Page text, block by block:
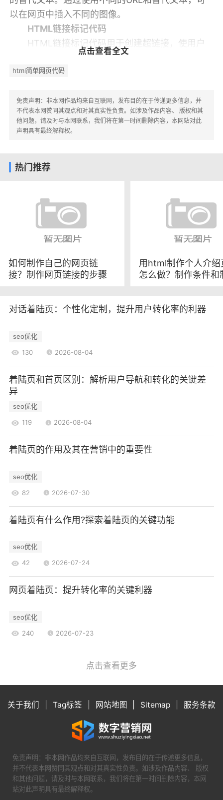
以在网页中插入不同的图像。
HTML链接标记代码
HTML链接标记代码用于创建超链接，使用户
可以点击跳转到其他页面。以下是HTML链接标记
代码的示例：
属性指定链接的目标URL。通过使用不同的URL，可
以创建不同的超链接。
HTML列表标记代码
在这段代码中，`ul`标签用于创建无序列表，
项。通过使用不同的标签和列表项内容，可以创建
不同类型的列表。
HTML表格标记代码
HTML表格标记代码用于创建表格，用于展示
结构化的数据。以下是HTML表格标记代码的示
例：
`tr`标签用于定义表格的行，`th`标签用于定义表头
不同的标签和单元格内容，可以创建不同结构的表
格。
用途。HTML基本结构代码用于定义网页的整体结
构和布局，HTML文本标记代码用于定义网页中的
文本内容，HTML图像标记代码用于插入图像，
HTML链接标记代码用于创建超链接，HTML列表标
记代码用于创建列表，HTML表格标记代码用于创
建表格。通过灵活运用这些代码，可以创建出丰富
商务平台，HTML简单网页代码都是不可或缺的一
部分。
点击查看全文
html简单网页代码
免责声明：非本网作品均来自互联网，发布目的在于传递更多信息，并
不代表本网赞同其观点和对其真实性负责。如涉及作品内容、 版权和其
他问题，请及时与本网联系，我们将在第一时间删除内容，本网站对此
声明具有最终解释权。
热门推荐
如何制作自己的网页链
接？制作网页链接的步骤
用html制作个人介绍
怎么做？制作条件和
对话着陆页：个性化定制，提升用户转化率的利器
seo优化
130 2026-08-04
着陆页和首页区别：解析用户导航和转化的关键差
异
seo优化
119 2026-08-04
着陆页的作用及其在营销中的重要性
seo优化
82 2026-07-30
着陆页有什么作用?探索着陆页的关键功能
seo优化
42 2026-07-24
网页着陆页：提升转化率的关键利器
seo优化
240 2026-07-23
点击查看更多
关于我们 Tag标签 网站地图 Sitemap 服务条款
免责声明：非本网作品均来自互联网，发布目的在于传递更多信息，
并不代表本网赞同其观点和对其真实性负责。如涉及作品内容、 版权
和其他问题，请及时与本网联系，我们将在第一时间删除内容，本网
站对此声明具有最终解释权。